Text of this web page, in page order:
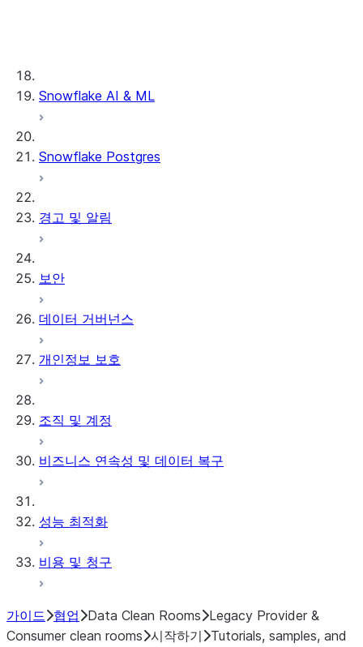
VPS 비공개 목록 활성화하기
Snowflake AI & ML
Snowflake Postgres
경고 및 알림
보안
데이터 거버넌스
개인정보 보호
조직 및 계정
비즈니스 연속성 및 데이터 복구
성능 최적화
비용 및 청구
가이드 협업 Data Clean Rooms Legacy Provider &
Consumer clean rooms 시작하기
Tutorials, samples, and